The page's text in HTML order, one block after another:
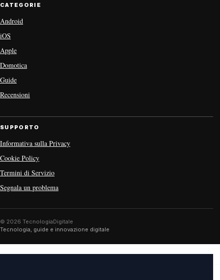
CATEGORIE
Android
iOS
Apple
Domotica
Guide
Recensioni
SUPPORTO
Informativa sulla Privacy
Cookie Policy
Termini di Servizio
Segnala un problema
© 2026 TecnologiaDigitale
Tecnologia, guide e innovazione digitale